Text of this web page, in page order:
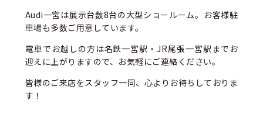
Audi一宮は展示台数8台の大型ショールーム。お客様駐
車場も多数ご用意しています。
電車でお越しの方は名鉄一宮駅・JR尾張一宮駅までお
迎えに上がりますので、お気軽にご連絡ください。
皆様のご来店をスタッフ一同、心よりお待ちしておりま
す！